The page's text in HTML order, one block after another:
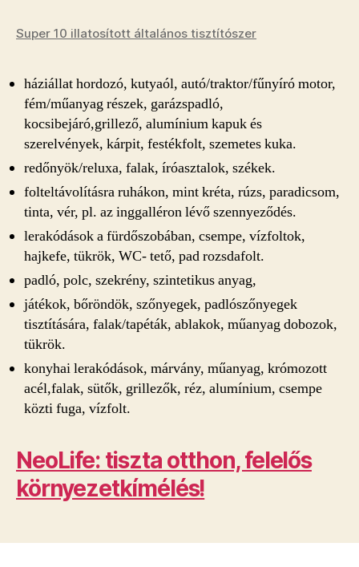
Super 10 illatosított általános tisztítószer
háziállat hordozó, kutyaól, autó/traktor/fűnyíró motor,
fém/műanyag részek, garázspadló,
kocsibejáró,grillező, alumínium kapuk és
szerelvények, kárpit, festékfolt, szemetes kuka.
redőnyök/reluxa, falak, íróasztalok, székek.
folteltávolításra ruhákon, mint kréta, rúzs, paradicsom,
tinta, vér, pl. az inggalléron lévő szennyeződés.
lerakódások a fürdőszobában, csempe, vízfoltok,
hajkefe, tükrök, WC- tető, pad rozsdafolt.
padló, polc, szekrény, szintetikus anyag,
játékok, bőröndök, szőnyegek, padlószőnyegek
tisztítására, falak/tapéták, ablakok, műanyag dobozok,
tükrök.
konyhai lerakódások, márvány, műanyag, krómozott
acél,falak, sütők, grillezők, réz, alumínium, csempe
közti fuga, vízfolt.
NeoLife: tiszta otthon, felelős
környezetkímélés!